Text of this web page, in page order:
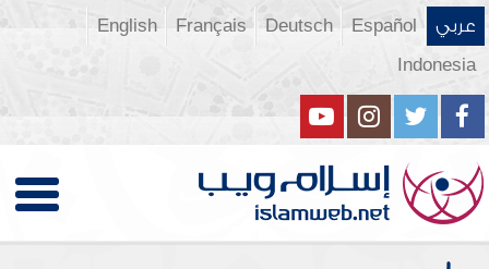
عربي Español
Deutsch
Français
English
Indonesia